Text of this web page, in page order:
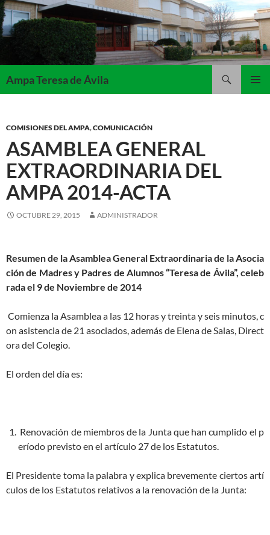
Saltar
al
contenido
Ampa Teresa de Ávila
COMISIONES DEL AMPA,COMUNICACIÓN
ASAMBLEA GENERAL
EXTRAORDINARIA DEL
AMPA 2014-ACTA
OCTUBRE 29, 2015 ADMINISTRADOR
Resumen de la Asamblea General Extraordinaria de la Asocia
ción de Madres y Padres de Alumnos “Teresa de Ávila”, celeb
rada el 9 de Noviembre de 2014
Comienza la Asamblea a las 12 horas y treinta y seis minutos, c
on asistencia de 21 asociados, además de Elena de Salas, Direct
ora del Colegio.
El orden del día es:
Renovación de miembros de la Junta que han cumplido el p
eríodo previsto en el artículo 27 de los Estatutos.
El Presidente toma la palabra y explica brevemente ciertos artí
culos de los Estatutos relativos a la renovación de la Junta: